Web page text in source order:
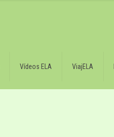
Vídeos ELA ViajELA